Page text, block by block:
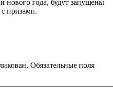
нового года, будут запущены
призами.
Обязательные поля